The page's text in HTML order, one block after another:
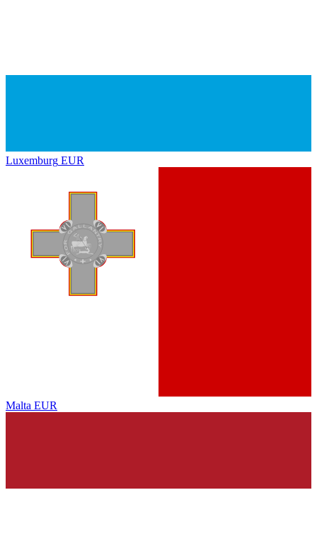
Luxemburg EUR
Malta EUR